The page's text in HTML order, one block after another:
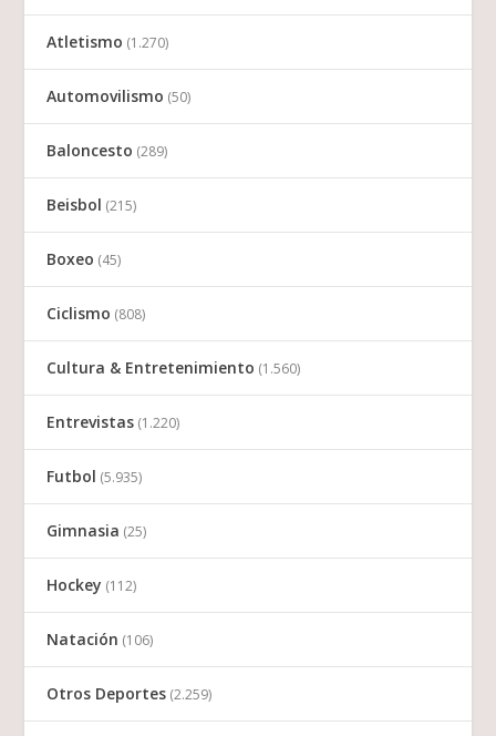
Atletismo (1.270)
Automovilismo (50)
Baloncesto (289)
Beisbol (215)
Boxeo (45)
Ciclismo (808)
Cultura & Entretenimiento (1.560)
Entrevistas (1.220)
Futbol (5.935)
Gimnasia (25)
Hockey (112)
Natación (106)
Otros Deportes (2.259)